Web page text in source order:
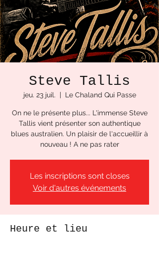
Steve Tallis
jeu. 23 juil.
  |
Le Chaland Qui Passe
On ne le présente plus... L'immense Steve
Tallis vient présenter son authentique
blues australien. Un plaisir de l'accueillir à
nouveau ! A ne pas rater
Les inscriptions sont closes
Voir d'autres événements
Heure et lieu